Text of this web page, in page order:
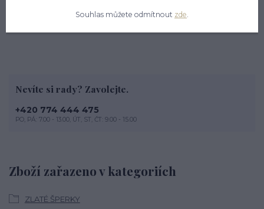
Zboží zařazeno v kategoriích
ZLATÉ ŠPERKY
Nevíte si rady? Zavolejte.
+420 774 444 475
PO, PÁ: 7.00 - 13.00, ÚT, ST, ČT: 9.00 - 15.00
Souhlas můžete odmítnout zde.